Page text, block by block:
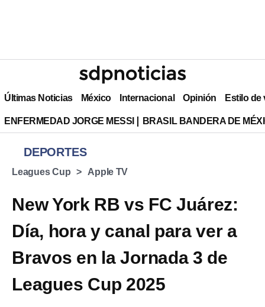
Últimas Noticias México Internacional Opinión Estilo de
ENFERMEDAD JORGE MESSI BRASIL BANDERA DE
DEPORTES
Leagues Cup Apple TV
New York RB vs FC Juárez:
Día, hora y canal para ver a
Bravos en la Jornada 3 de
Leagues Cup 2025